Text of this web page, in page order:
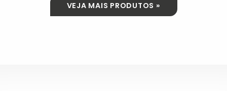
VEJA MAIS PRODUTOS »